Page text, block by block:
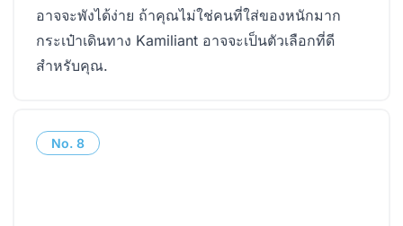
อาจจะพังได้ง่าย ถ้าคุณไม่ใช่คนที่ใส่ของหนักมาก
กระเป๋าเดินทาง Kamiliant อาจจะเป็นตัวเลือกที่ดี
สำหรับคุณ.
No. 8